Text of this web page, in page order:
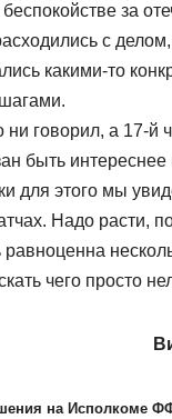
за
с делом,
какими-то
ни говорил, а 17-й
быть
для этого мы
Надо расти,
равноценна
чего просто
на Исполкоме